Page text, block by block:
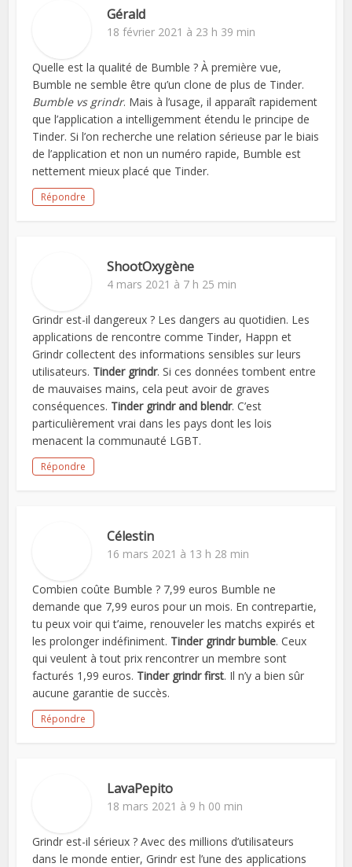
Gérald
18 février 2021 à 23 h 39 min
Quelle est la qualité de Bumble ? À première vue,
Bumble ne semble être qu’un clone de plus de Tinder.
Bumble vs grindr. Mais à l’usage, il apparaît rapidement
que l’application a intelligemment étendu le principe de
Tinder. Si l’on recherche une relation sérieuse par le biais
de l’application et non un numéro rapide, Bumble est
nettement mieux placé que Tinder.
Répondre
ShootOxygène
4 mars 2021 à 7 h 25 min
Grindr est-il dangereux ? Les dangers au quotidien. Les
applications de rencontre comme Tinder, Happn et
Grindr collectent des informations sensibles sur leurs
utilisateurs. Tinder grindr. Si ces données tombent entre
de mauvaises mains, cela peut avoir de graves
conséquences. Tinder grindr and blendr. C’est
particulièrement vrai dans les pays dont les lois
menacent la communauté LGBT.
Répondre
Célestin
16 mars 2021 à 13 h 28 min
Combien coûte Bumble ? 7,99 euros Bumble ne
demande que 7,99 euros pour un mois. En contrepartie,
tu peux voir qui t’aime, renouveler les matchs expirés et
les prolonger indéfiniment. Tinder grindr bumble. Ceux
qui veulent à tout prix rencontrer un membre sont
facturés 1,99 euros. Tinder grindr first. Il n’y a bien sûr
aucune garantie de succès.
Répondre
LavaPepito
18 mars 2021 à 9 h 00 min
Grindr est-il sérieux ? Avec des millions d’utilisateurs
dans le monde entier, Grindr est l’une des applications